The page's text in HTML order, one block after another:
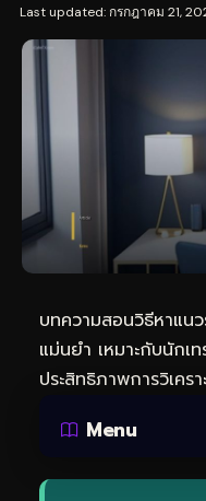
Last updated: กรกฎาคม 21,
บทความสอนวิธีหาแน
แม่นยำ เหมาะกับนักเ
ประสิทธิภาพการวิเคร
Menu